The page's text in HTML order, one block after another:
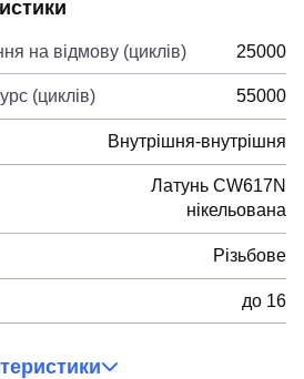
на відмову (циклів) 25000
(циклів) 55000
Внутрішня-внутрішня
Латунь CW617N
нікельована
Різьбове
до 16